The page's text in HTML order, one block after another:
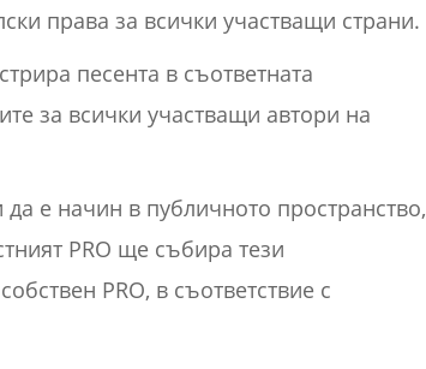
права за всички участващи страни.
песента в съответната
за всички участващи автори на
е начин в публичното пространство,
PRO ще събира тези
PRO, в съответствие с